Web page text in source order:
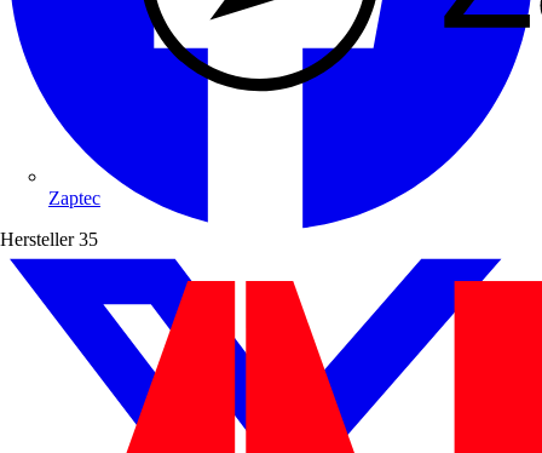
Zaptec
Hersteller 35